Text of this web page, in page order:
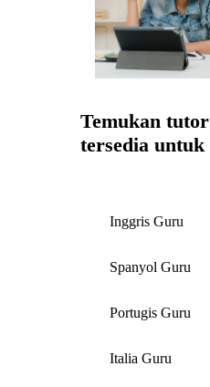
Temukan
tersedia untuk
Inggris Guru
Spanyol Guru
Portugis Guru
Italia Guru